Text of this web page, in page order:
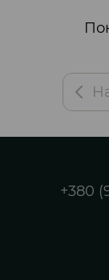
+380